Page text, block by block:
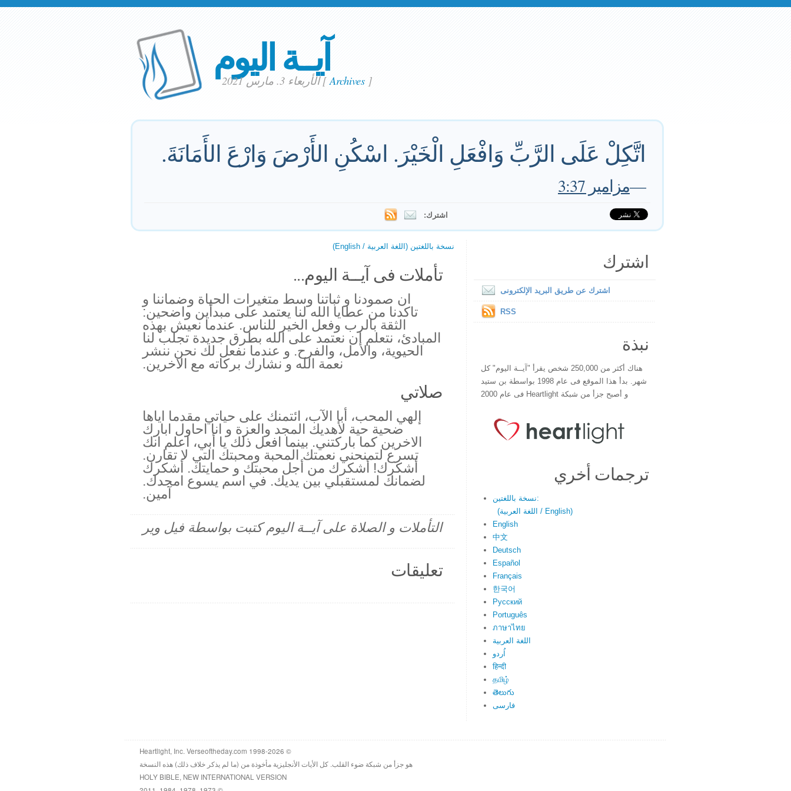
آيــة اليوم
الأربعاء 3. مارس 2021[Archives]
اتَّكِلْ عَلَى الرَّبِّ وَافْعَلِ الْخَيْرَ. اسْكُنِ الأَرْضَ وَارْعَ الأَمَانَةَ.
—مزامير 3:37
اشترك:
نسخة باللغتين (اللغة العربية / English)
تأملات فى آيــة اليوم...
ان صمودنا و ثباتنا وسط متغيرات الحياة وضماننا و
تاكدنا من عطايا الله لنا يعتمد على مبدأين واضحين:
الثقة بالرب وفعل الخير للناس. عندما نعيش بهذه
المبادئ، نتعلم ان نعتمد على الله بطرق جديدة تجلب لنا
الحيوية، والأمل، والفرح. و عندما نفعل لك نحن ننشر
نعمة الله و نشارك بركاته مع الاخرين.
صلاتي
إلهي المحب، أبا الآب، ائتمنك على حياتي مقدما اياها
ضحية حية لأهديك المجد والعزة و انا احاول ابارك
الاخرين كما باركتني. بينما افعل ذلك يا أبي، اعلم انك
تسرع لتمنحني نعمتك المحبة ومحبتك التي لا تقارن.
أشكرك! أشكرك من أجل محبتك و حمايتك. أشكرك
لضمانك لمستقبلي بين يديك. في اسم يسوع امجدك.
آمين.
التأملات و الصلاة على آيــة اليوم كتبت بواسطة فيل وير
تعليقات
اشترك
اشترك عن طريق البريد الإلكترونى
RSS
نبذة
هناك أكثر من 250,000 شخص يقرأ "آيــة اليوم" كل
شهر. بدأ هذا الموقع فى عام 1998 بواسطة بن ستيد
و أصبح جزأ من شبكة Heartlight فى عام 2000
ترجمات أخري
نسخة باللغتين:
(اللغة العربية / English)
English
中文
Deutsch
Español
Français
한국어
Русский
Português
ภาษาไทย
اللغة العربية
اُردو
हिन्दी
தமிழ்
తెలుగు
فارسی
© 1998-2026 Heartlight, Inc. Verseoftheday.com
هو جزأ من شبكة ضوء القلب. كل الأيات الأنجليزية مأخوذة من (ما لم يذكر خلاف ذلك) هذه النسخة
HOLY BIBLE, NEW INTERNATIONAL VERSION